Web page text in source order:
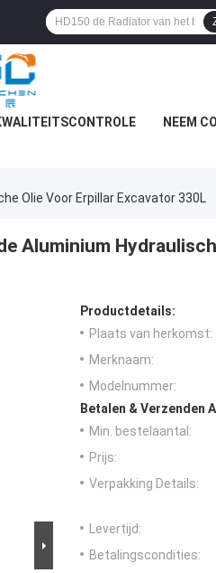
NEEM
Olie Voor Erpillar Excavator 330L
Aluminium
Productdetails:
Plaats van herkomst:
Merknaam:
Modelnummer:
Betalen & Verzenden
Min. bestelaantal:
Prijs:
Verpakking Details:
Levertijd:
Betalingscondities: